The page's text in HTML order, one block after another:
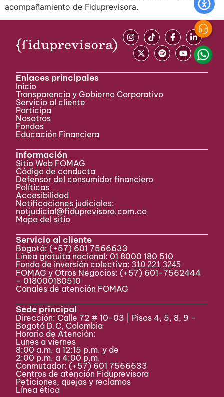
acompañamiento de Fiduprevisora.
Enlaces principales
Inicio
Transparencia y Gobierno Corporativo
Servicio al cliente
Participa ​
Nosotros
Fondos
Educación Financiera
Información
Sitio Web FOMAG
Código de conducta
Defensor del consumidor financiero
Políticas
Accesibilidad
Notificaciones judiciales:
notjudicial@fiduprevisora.com.co
Mapa del sitio
Servicio al cliente
Bogotá: (+57) 601 7566633
Línea gratuita nacional: 01 8000 180 510
Fondo de inversión colectiva:310 221 3245
FOMAG y Otros Negocios: (+57) 601-7562444
– 018000180510
Canales de atención FOMAG
Sede principal
Dirección: Calle 72 # 10-03 | Pisos 4, 5, 8, 9 -
Bogotá D.C, Colombia
Horario de Atención:
Lunes a viernes
8:00 a.m. a 12:15 p.m. y de
2:00 p.m. a 4:00 p.m.
Conmutador: (+57) 601 7566633
Centros de atención Fiduprevisora
Peticiones, quejas y reclamos
Línea ética